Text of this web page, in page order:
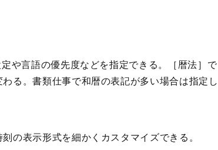
や言語の優先度などを指定できる。［暦法］で
る。書類仕事で和暦の表記が多い場合は指定し
の表示形式を細かくカスタマイズできる。